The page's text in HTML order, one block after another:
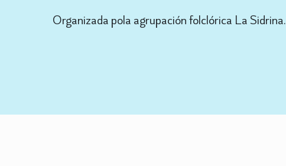
Organizada pola agrupación folclórica La Sidrina.